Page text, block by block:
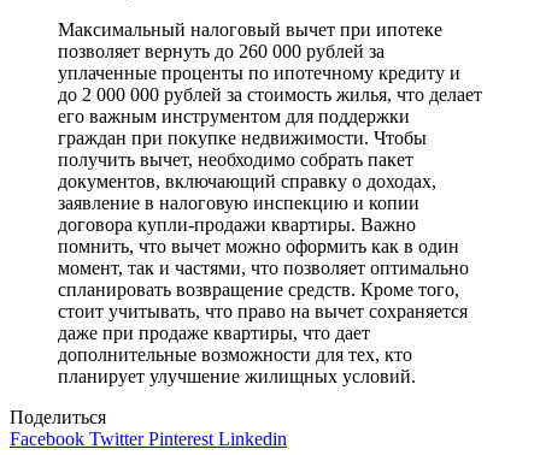
Максимальный налоговый вычет при ипотеке
позволяет вернуть до 260 000 рублей за
уплаченные проценты по ипотечному кредиту и
до 2 000 000 рублей за стоимость жилья, что делает
его важным инструментом для поддержки
граждан при покупке недвижимости. Чтобы
получить вычет, необходимо собрать пакет
документов, включающий справку о доходах,
заявление в налоговую инспекцию и копии
договора купли-продажи квартиры. Важно
помнить, что вычет можно оформить как в один
момент, так и частями, что позволяет оптимально
спланировать возвращение средств. Кроме того,
стоит учитывать, что право на вычет сохраняется
даже при продаже квартиры, что дает
дополнительные возможности для тех, кто
планирует улучшение жилищных условий.
Поделиться
Facebook TwitterPinterest Linkedin